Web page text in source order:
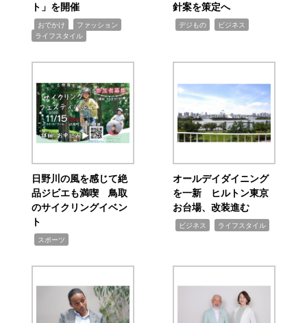
ト」を開催
おでかけ ファッション
ライフスタイル
針案を策定へ
デジもの ビジネス
日野川の風を感じて絶
品ジビエも満喫 鳥取
のサイクリングイベン
ト
スポーツ
オールデイダイニング
を一新 ヒルトン東京
お台場、改装進む
ビジネス ライフスタイル